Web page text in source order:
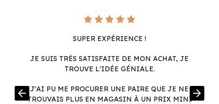
SUPER EXPÉRIENCE !
JE SUIS TRÈS SATISFAITE DE MON ACHAT, JE
TROUVE L'IDÉE GÉNIALE.
J'AI PU ME PROCURER UNE PAIRE QUE JE NE
TROUVAIS PLUS EN MAGASIN À UN PRIX MINI
arrow_back arrow_forward